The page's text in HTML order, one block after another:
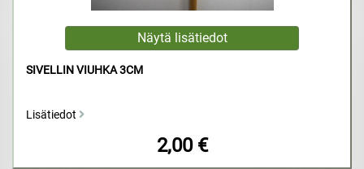
SIVELLIN VIUHKA 3CM
Lisätiedot
2,00 €